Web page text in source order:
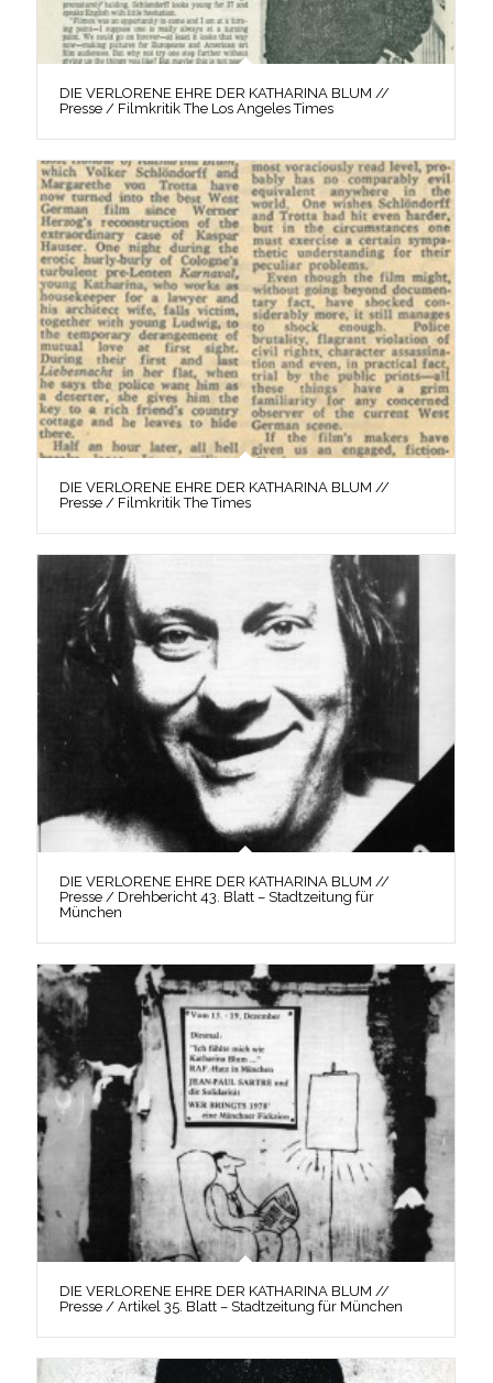
DIE VERLORENE EHRE DER KATHARINA BLUM //
Presse / Filmkritik The Los Angeles Times
DIE VERLORENE EHRE DER KATHARINA BLUM //
Presse / Filmkritik The Times
DIE VERLORENE EHRE DER KATHARINA BLUM //
Presse / Drehbericht 43. Blatt – Stadtzeitung für
München
DIE VERLORENE EHRE DER KATHARINA BLUM //
Presse / Artikel 35. Blatt – Stadtzeitung für München